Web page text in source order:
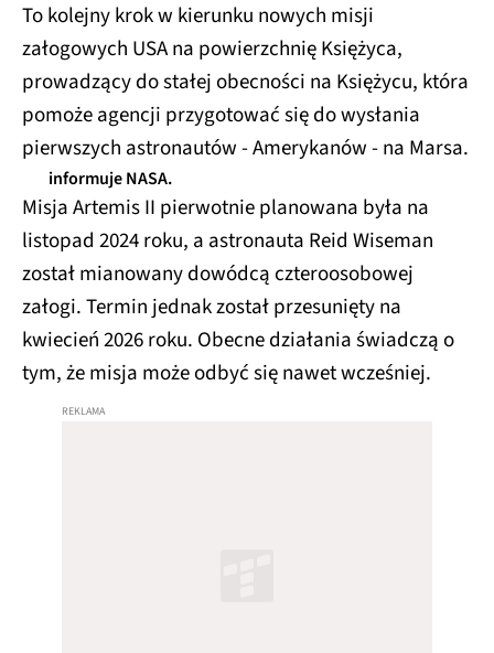
To kolejny krok w kierunku nowych misji
załogowych USA na powierzchnię Księżyca,
prowadzący do stałej obecności na Księżycu, która
pomoże agencji przygotować się do wysłania
pierwszych astronautów - Amerykanów - na Marsa.
informuje NASA.
Misja Artemis II pierwotnie planowana była na
listopad 2024 roku, a astronauta Reid Wiseman
został mianowany dowódcą czteroosobowej
załogi. Termin jednak został przesunięty na
kwiecień 2026 roku. Obecne działania świadczą o
tym, że misja może odbyć się nawet wcześniej.